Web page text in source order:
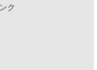
ク